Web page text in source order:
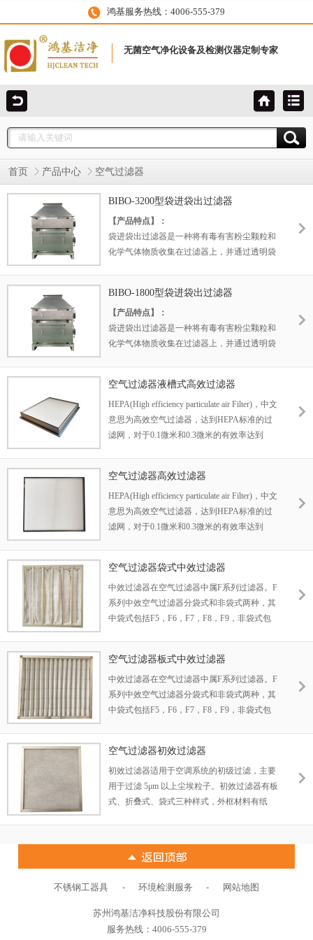
鸿基服务热线：4006-555-379
无菌空气净化设备及检测仪器定制专家
首页 产品中心 空气过滤器
BIBO-3200型袋进袋出过滤器
【产品特点】：
袋进袋出过滤器是一种将有毒有害粉尘颗粒和
化学气体物质收集在过滤器上，并通过透明袋
卫生、检疫防疫等部门的人员保护和环境保
护。
BIBO-1800型袋进袋出过滤器
【产品特点】：
袋进袋出过滤器是一种将有毒有害粉尘颗粒和
化学气体物质收集在过滤器上，并通过透明袋
卫生、检疫防疫等部门的人员保护和环境保
护。
空气过滤器液槽式高效过滤器
HEPA(High efficiency particulate air Filter)，中文
意思为高效空气过滤器，达到HEPA标准的过
滤网，对于0.1微米和0.3微米的有效率达到
空气过滤器高效过滤器
HEPA(High efficiency particulate air Filter)，中文
意思为高效空气过滤器，达到HEPA标准的过
滤网，对于0.1微米和0.3微米的有效率达到
空气过滤器袋式中效过滤器
中效过滤器在空气过滤器中属F系列过滤器。F
系列中效空气过滤器分袋式和非袋式两种，其
中袋式包括F5，F6，F7，F8，F9，非袋式包
空气过滤器板式中效过滤器
中效过滤器在空气过滤器中属F系列过滤器。F
系列中效空气过滤器分袋式和非袋式两种，其
中袋式包括F5，F6，F7，F8，F9，非袋式包
空气过滤器初效过滤器
初效过滤器适用于空调系统的初级过滤，主要
用于过滤 5μm 以上尘埃粒子。初效过滤器有板
式、折叠式、袋式三种样式，外框材料有纸
面喷塑铁丝网和双面镀锌铁丝网。
不锈钢工器具 - 环境检测服务 - 网站地图
苏州鸿基洁净科技股份有限公司
服务热线：4006-555-379